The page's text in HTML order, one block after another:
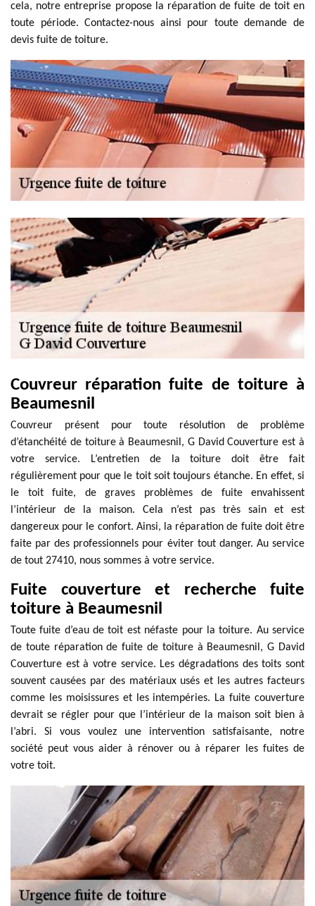
cela, notre entreprise propose la réparation de fuite de toit en
toute période. Contactez-nous ainsi pour toute demande de
devis fuite de toiture.
Couvreur réparation fuite de toiture à
Beaumesnil
Couvreur présent pour toute résolution de problème
d’étanchéité de toiture à Beaumesnil, G David Couverture est à
votre service. L’entretien de la toiture doit être fait
régulièrement pour que le toit soit toujours étanche. En effet, si
le toit fuite, de graves problèmes de fuite envahissent
l’intérieur de la maison. Cela n’est pas très sain et est
dangereux pour le confort. Ainsi, la réparation de fuite doit être
faite par des professionnels pour éviter tout danger. Au service
de tout 27410, nous sommes à votre service.
Fuite couverture et recherche fuite
toiture à Beaumesnil
Toute fuite d’eau de toit est néfaste pour la toiture. Au service
de toute réparation de fuite de toiture à Beaumesnil, G David
Couverture est à votre service. Les dégradations des toits sont
souvent causées par des matériaux usés et les autres facteurs
comme les moisissures et les intempéries. La fuite couverture
devrait se régler pour que l’intérieur de la maison soit bien à
l’abri. Si vous voulez une intervention satisfaisante, notre
société peut vous aider à rénover ou à réparer les fuites de
votre toit.